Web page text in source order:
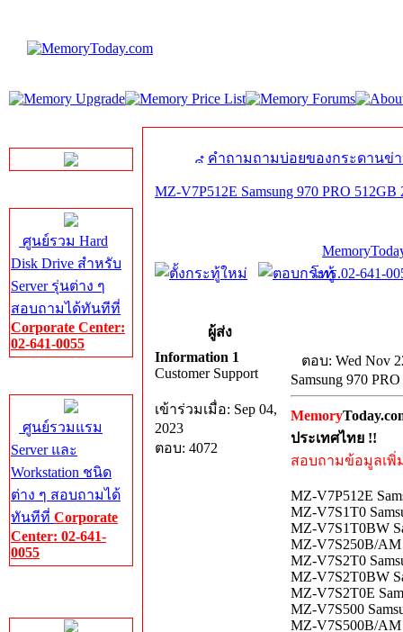
ศูนย์รวม Hard
Disk Drive สำหรับ
Server รุ่นต่าง ๆ
สอบถามได้ทันทีที่
Corporate Center:
02-641-0055
ศูนย์รวมแรม
Server และ
Workstation ชนิด
ต่าง ๆ สอบถามได้
ทันทีที่ Corporate
Center: 02-641-
0055
คำถามถามบ่อยของกระดานข่
MZ-V7P512E Samsung 970 PRO 512GB
โทร.02-641-
ผู้ส่ง
Information 1
Customer Support
เข้าร่วมเมื่อ: Sep 04,
2023
ตอบ: 4072
ตอบ: Wed Nov
Samsung 970
Memory
ประเทศไทย !!
สอบถามข้อมูลเพิ่
MZ-V7P512E
MZ-V7S1T0
MZ-V7S1T0BW
MZ-V7S250B/AM
MZ-V7S2T0
MZ-V7S2T0BW
MZ-V7S2T0E
MZ-V7S500
MZ-V7S500B/AM